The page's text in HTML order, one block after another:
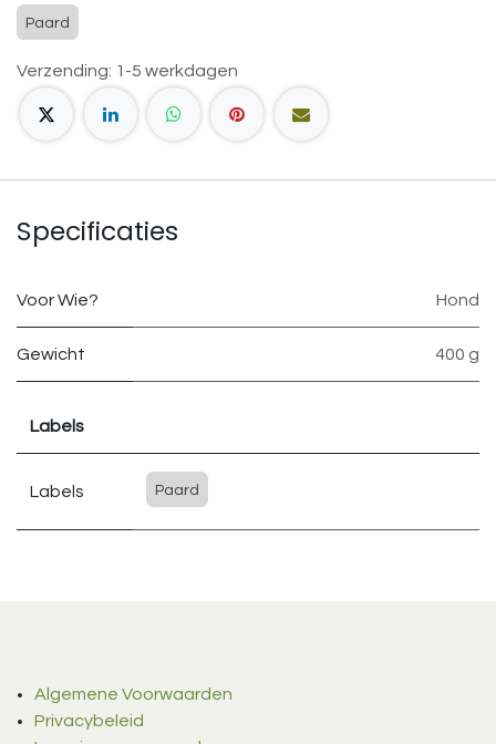
Paard
Verzending: 1-5 werkdagen
Specificaties
Voor Wie? Hond
Gewicht 400 g
Labels
Labels Paard
Algemene Voorwaarden
Privacybeleid